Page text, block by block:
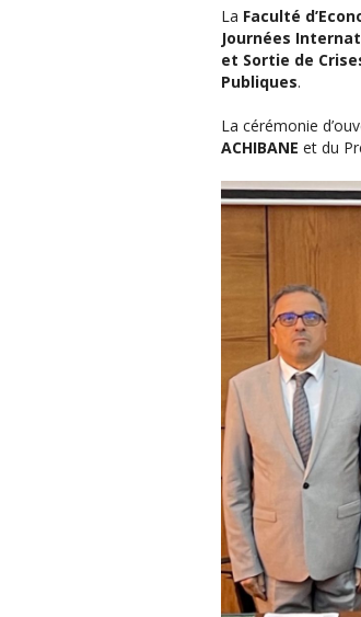
La Faculté
Journées
et Sortie de
Publiques.
La cérémonie
ACHIBANE et du